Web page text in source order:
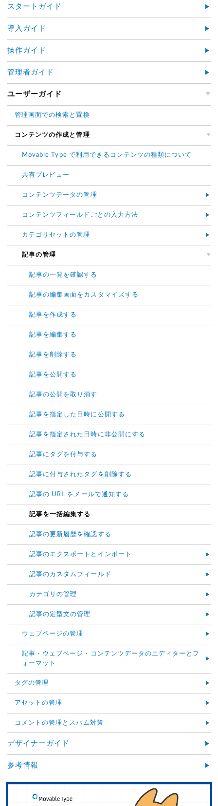
スタートガイド
導入ガイド
操作ガイド
管理者ガイド
ユーザーガイド
管理画面での検索と置換
コンテンツの作成と管理
Movable Type で利用できるコンテンツの種類について
共有プレビュー
コンテンツデータの管理
コンテンツフィールドごとの入力方法
カテゴリセットの管理
記事の管理
記事の一覧を確認する
記事の編集画面をカスタマイズする
記事を作成する
記事を編集する
記事を削除する
記事を公開する
記事の公開を取り消す
記事を指定した日時に公開する
記事を指定された日時に非公開にする
記事にタグを付与する
記事に付与されたタグを削除する
記事の URL をメールで通知する
記事を一括編集する
記事の更新履歴を確認する
記事のエクスポートとインポート
記事のカスタムフィールド
カテゴリの管理
記事の定型文の管理
ウェブページの管理
記事・ウェブページ・コンテンツデータのエディターとフ
ォーマット
タグの管理
アセットの管理
コメントの管理とスパム対策
デザイナーガイド
参考情報